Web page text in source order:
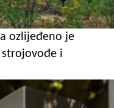
ozlijeđeno je
i